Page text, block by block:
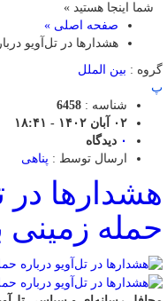
شما اینجا هستید »
صفحه اصلی »
هشدارها در تل‌آویو
گروه : بین الملل
پ
شناسه : 6458
۰۲ آبان ۱۴۰۲ - ۱۸:۴۱
۰ دیدگاه
ارسال توسط : پناهی
هشدارها در
حمله زمینی